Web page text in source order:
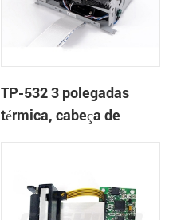
TP-532 3 polegadas
térmica, cabeça de